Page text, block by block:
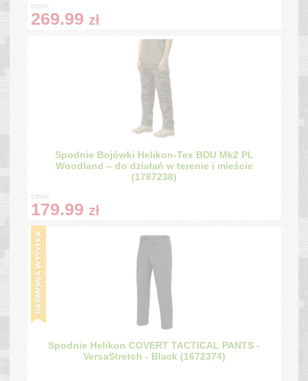
cena:
269.99 zł
Spodnie Bojówki Helikon-Tex BDU Mk2 PL
Woodland – do działań w terenie i mieście
(1787238)
cena:
179.99 zł
Spodnie Helikon COVERT TACTICAL PANTS -
VersaStretch - Black (1672374)